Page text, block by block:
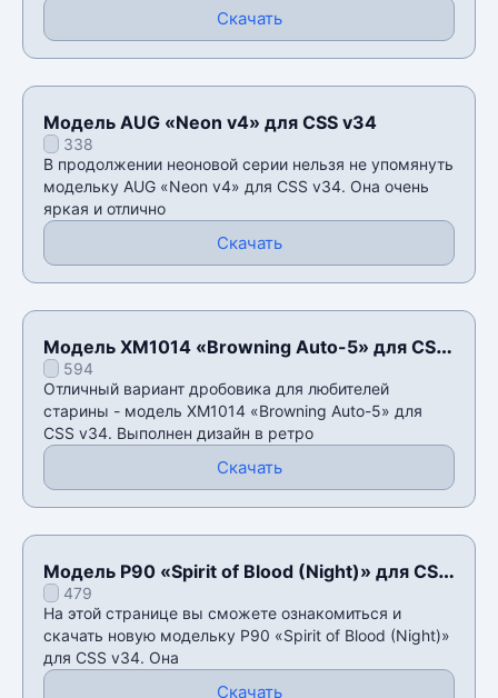
Скачать
Модель AUG «Neon v4» для CSS v34
338
В продолжении неоновой серии нельзя не упомянуть
модельку AUG «Neon v4» для CSS v34. Она очень
яркая и отлично
Скачать
Модель XM1014 «Browning Auto-5» для CSS
v34594
Отличный вариант дробовика для любителей
старины - модель XM1014 «Browning Auto-5» для
CSS v34. Выполнен дизайн в ретро
Скачать
Модель P90 «Spirit of Blood (Night)» для CSS
v34479
На этой странице вы сможете ознакомиться и
скачать новую модельку P90 «Spirit of Blood (Night)»
для CSS v34. Она
Скачать